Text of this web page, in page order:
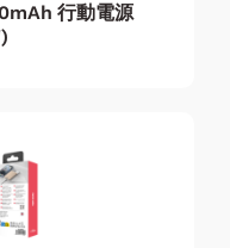
行動電源